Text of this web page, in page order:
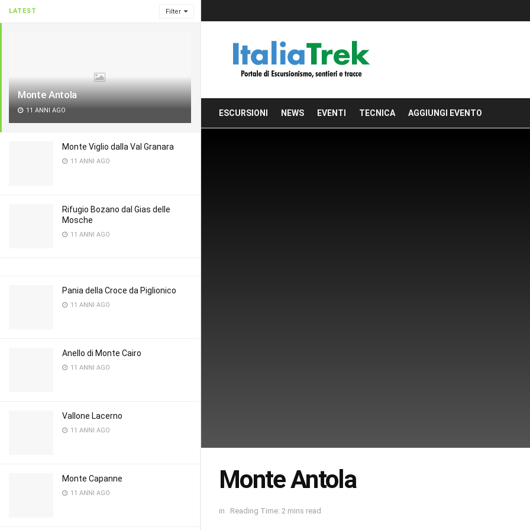
LATEST Filter
Monte Antola
11 ANNI AGO
Monte Viglio dalla Val Granara
11 ANNI AGO
Rifugio Bozano dal Gias delle
Mosche
11 ANNI AGO
Pania della Croce da Piglionico
11 ANNI AGO
Anello di Monte Cairo
11 ANNI AGO
Vallone Lacerno
11 ANNI AGO
Monte Capanne
11 ANNI AGO
ESCURSIONI NEWS EVENTI TECNICA AGGIUNGI EVENTO
Monte Antola
in Reading Time: 2 mins read